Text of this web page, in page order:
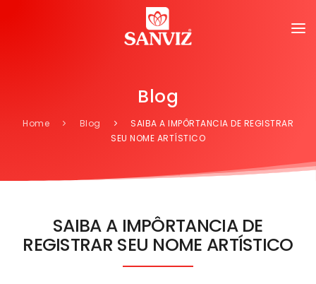
Blog
Home Blog
SAIBA A IMPÔRTANCIA DE REGISTRAR
SEU NOME ARTÍSTICO
SAIBA A IMPÔRTANCIA DE
REGISTRAR SEU NOME ARTÍSTICO